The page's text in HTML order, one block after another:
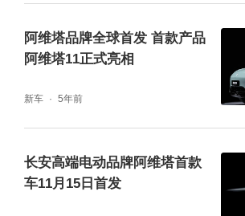
电池，CLTC纯电续航达741km
场景出行的续航焦虑；增程版
5C骁遥超级增·混电池，CLTC
阿维塔品牌全球首发 首款产品
阿维塔11正式亮相
新车 5年前
长安高端电动品牌阿维塔首款
车11月15日首发